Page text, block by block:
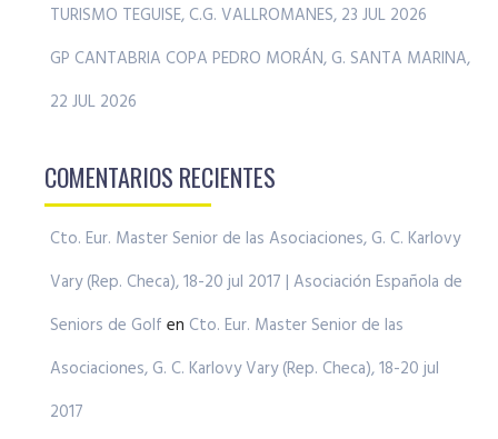
TURISMO TEGUISE, C.G. VALLROMANES, 23 JUL 2026
GP CANTABRIA COPA PEDRO MORÁN, G. SANTA MARINA,
22 JUL 2026
COMENTARIOS RECIENTES
Cto. Eur. Master Senior de las Asociaciones, G. C. Karlovy
Vary (Rep. Checa), 18-20 jul 2017 | Asociación Española de
Seniors de Golf en Cto. Eur. Master Senior de las
Asociaciones, G. C. Karlovy Vary (Rep. Checa), 18-20 jul
2017